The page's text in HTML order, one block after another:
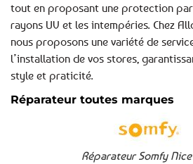
tout en proposant une protection
rayons UV et les intempéries. Chez
nous proposons une variété de
l’installation de vos stores,
style et praticité.
Réparateur toutes marques
Réparateur Somfy